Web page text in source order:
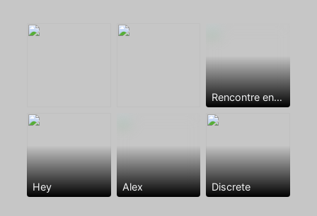
Rencontre entre mecs
Hey Alex Discrete